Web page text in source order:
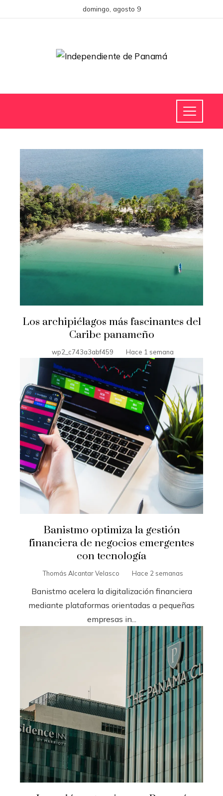
domingo, agosto 9
Los archipiélagos más fascinantes del
Caribe panameño
wp2_c743a3abf459 Hace 1 semana
Banistmo optimiza la gestión
financiera de negocios emergentes
con tecnología
Thomás Alcantar Velasco Hace 2 semanas
Banistmo acelera la digitalización financiera
mediante plataformas orientadas a pequeñas
empresas in...